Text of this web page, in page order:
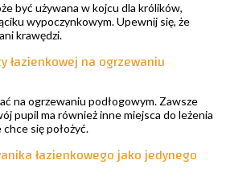
być używana w kojcu dla królików,
wypoczynkowym. Upewnij się, że
krawędzi.
łazienkowej na ogrzewaniu
na ogrzewaniu podłogowym. Zawsze
pupil ma również inne miejsca do leżenia
się położyć.
łazienkowego jako jedynego